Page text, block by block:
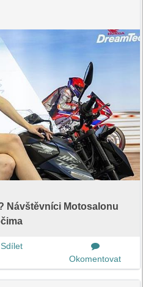
Návštěvníci Motosalonu
Okomentovat